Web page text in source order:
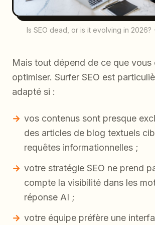
Is SEO dead, or is it evolving in 2026?
Mais tout dépend de ce que vous
optimiser. Surfer SEO est
adapté si :
vos contenus sont presque
des articles de blog textuels
requêtes informationnelles ;
votre stratégie SEO ne prend
compte la visibilité dans les
réponse AI ;
votre équipe préfère une